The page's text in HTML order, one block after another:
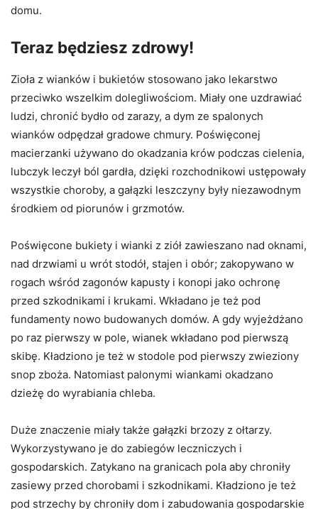
domu.
Teraz będziesz zdrowy!
Zioła z wianków i bukietów stosowano jako lekarstwo
przeciwko wszelkim dolegliwościom. Miały one uzdrawiać
ludzi, chronić bydło od zarazy, a dym ze spalonych
wianków odpędzał gradowe chmury. Poświęconej
macierzanki używano do okadzania krów podczas cielenia,
lubczyk leczył ból gardła, dzięki rozchodnikowi ustępowały
wszystkie choroby, a gałązki leszczyny były niezawodnym
środkiem od piorunów i grzmotów.
Poświęcone bukiety i wianki z ziół zawieszano nad oknami,
nad drzwiami u wrót stodół, stajen i obór; zakopywano w
rogach wśród zagonów kapusty i konopi jako ochronę
przed szkodnikami i krukami. Wkładano je też pod
fundamenty nowo budowanych domów. A gdy wyjeżdżano
po raz pierwszy w pole, wianek wkładano pod pierwszą
skibę. Kładziono je też w stodole pod pierwszy zwieziony
snop zboża. Natomiast palonymi wiankami okadzano
dzieżę do wyrabiania chleba.
Duże znaczenie miały także gałązki brzozy z ołtarzy.
Wykorzystywano je do zabiegów leczniczych i
gospodarskich. Zatykano na granicach pola aby chroniły
zasiewy przed chorobami i szkodnikami. Kładziono je też
pod strzechy by chroniły dom i zabudowania gospodarskie